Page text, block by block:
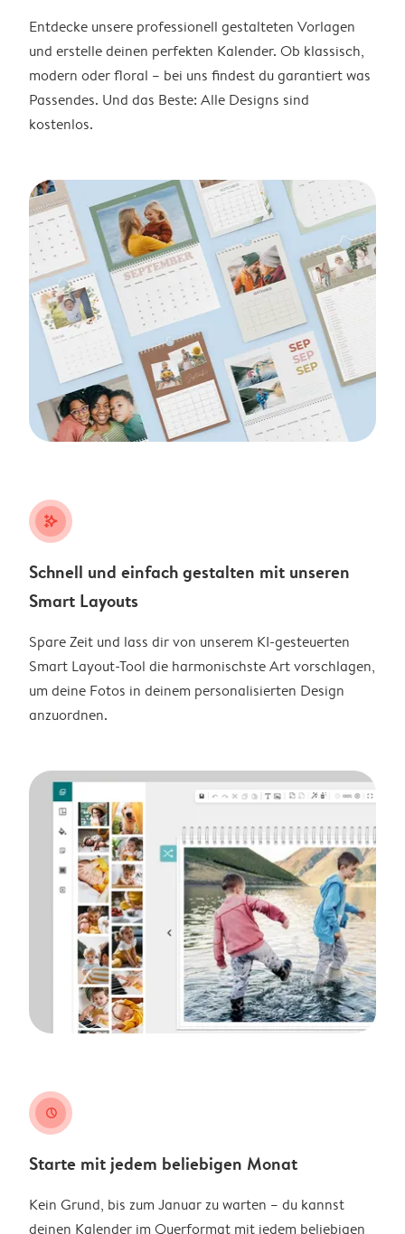
Entdecke unsere professionell gestalteten Vorlagen
und erstelle deinen perfekten Kalender. Ob klassisch,
modern oder floral – bei uns findest du garantiert was
Passendes. Und das Beste: Alle Designs sind
kostenlos.
stars_plus
Schnell und einfach gestalten mit unseren
Smart Layouts
Spare Zeit und lass dir von unserem KI-gesteuerten
Smart Layout-Tool die harmonischste Art vorschlagen,
um deine Fotos in deinem personalisierten Design
anzuordnen.
clock
Starte mit jedem beliebigen Monat
Kein Grund, bis zum Januar zu warten – du kannst
deinen Kalender im Querformat mit jedem beliebigen